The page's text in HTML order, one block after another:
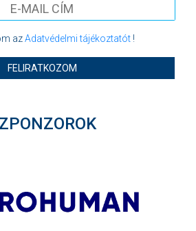
azAdatvédelmi tájékoztatót!
FELIRATKOZOM